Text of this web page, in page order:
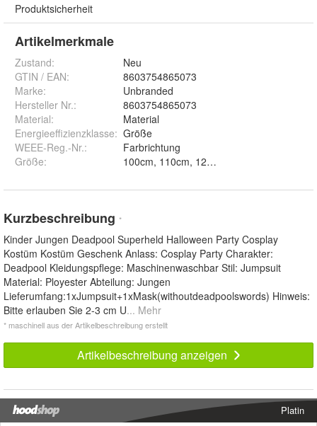
Produktsicherheit
Artikelmerkmale
Zustand:
Neu
GTIN / EAN:
8603754865073
Marke:
Unbranded
Hersteller Nr.:
8603754865073
Material:
Material
Energieeffizienzklasse: Größe
WEEE-Reg.-Nr.:
Farbrichtung
Größe:
Kurzbeschreibung *
Kinder Jungen Deadpool Superheld Halloween Party Cosplay
Kostüm Kostüm Geschenk Anlass: Cosplay Party Charakter:
Deadpool Kleidungspflege: Maschinenwaschbar Stil: Jumpsuit
Material: Ployester Abteilung: Jungen
Lieferumfang:1xJumpsuit+1xMask(withoutdeadpoolswords) Hinweis:
Bitte erlauben Sie 2-3 cm U... Mehr
* maschinell aus der Artikelbeschreibung erstellt
Artikelbeschreibung anzeigen
Platin